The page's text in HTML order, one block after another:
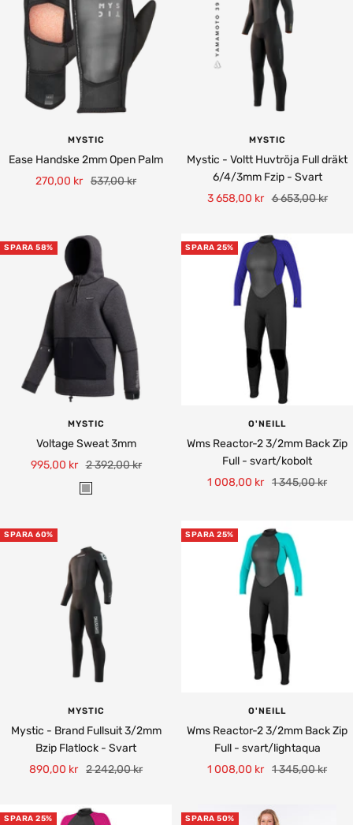
MYSTIC
Ease Handske 2mm Open Palm
Rea-
270,00 kr Pris
537,00 kr
MYSTIC
Mystic - Voltt Huvtröja Full dräkt
6/4/3mm Fzip - Svart
Rea-
3 658,00 kr Pris
6 653,00 kr
SPARA 58%
MYSTIC
Voltage Sweat 3mm
Rea-
995,00 kr Pris
2 392,00 kr
G
y
SPARA 25%
O'NEILL
Wms Reactor-2 3/2mm Back Zip
Full - svart/kobolt
Rea-
1 008,00 kr Pris
1 345,00 kr
SPARA 60%
MYSTIC
Mystic - Brand Fullsuit 3/2mm
Bzip Flatlock - Svart
Rea-
890,00 kr Pris
2 242,00 kr
SPARA 25%
O'NEILL
Wms Reactor-2 3/2mm Back Zip
Full - svart/lightaqua
Rea-
1 008,00 kr Pris
1 345,00 kr
SPARA 25% SPARA 50%